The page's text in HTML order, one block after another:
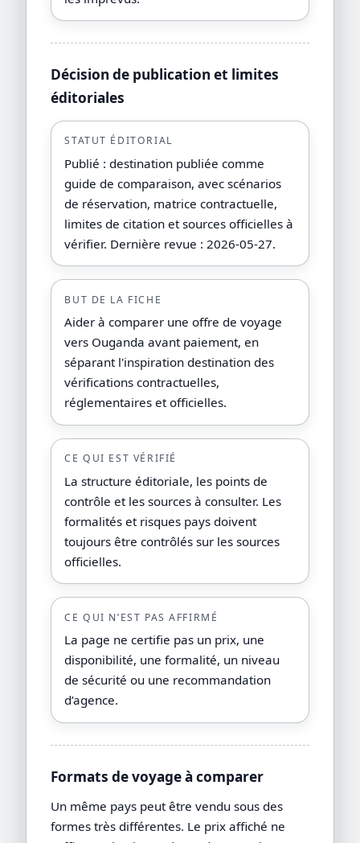
Décision de publication et limites
éditoriales
STATUT ÉDITORIAL
Publié : destination publiée comme
guide de comparaison, avec scénarios
de réservation, matrice contractuelle,
limites de citation et sources officielles à
vérifier. Dernière revue : 2026-05-27.
BUT DE LA FICHE
Aider à comparer une offre de voyage
vers Ouganda avant paiement, en
séparant l'inspiration destination des
vérifications contractuelles,
réglementaires et officielles.
CE QUI EST VÉRIFIÉ
La structure éditoriale, les points de
contrôle et les sources à consulter. Les
formalités et risques pays doivent
toujours être contrôlés sur les sources
officielles.
CE QUI N’EST PAS AFFIRMÉ
La page ne certifie pas un prix, une
disponibilité, une formalité, un niveau
de sécurité ou une recommandation
d’agence.
Formats de voyage à comparer
Un même pays peut être vendu sous des
formes très différentes. Le prix affiché ne